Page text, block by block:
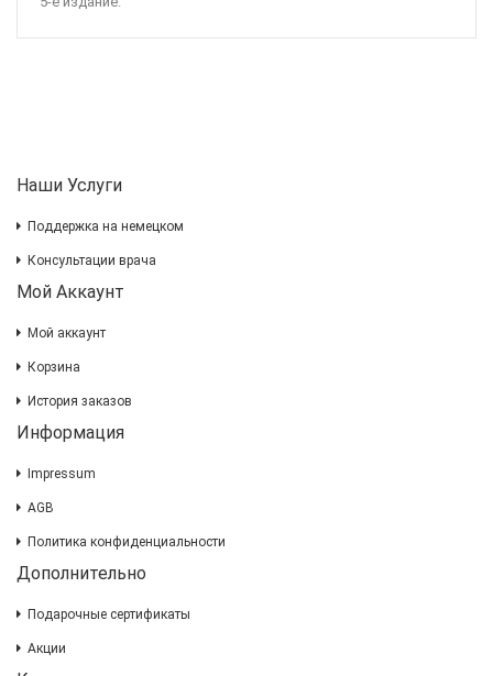
Наши Услуги
Поддержка на немецком
Консультации врача
Мой Аккаунт
Мой аккаунт
Корзина
История заказов
Информация
Impressum
AGB
Политика конфиденциальности
Дополнительно
Подарочные сертификаты
Акции